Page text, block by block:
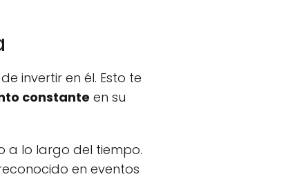
invertir en él. Esto te
constante en su
a lo largo del tiempo.
en eventos